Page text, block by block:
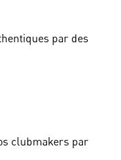
par des
clubmakers par